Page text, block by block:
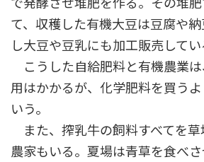
て、収穫した有機大豆は豆腐や
し大豆や豆乳にも加工販売してい
こうした自給肥料と有機農業
用はかかるが、化学肥料を買う
いう。
また、搾乳牛の飼料すべてを
農家もいる。夏場は青草を食べ